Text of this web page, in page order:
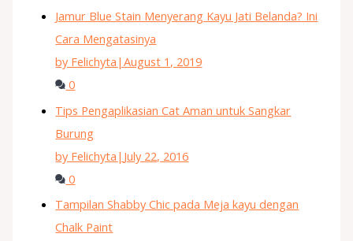
Jamur Blue Stain Menyerang Kayu Jati Belanda? Ini
Cara Mengatasinya
by Felichyta |August 1, 2019
0
Tips Pengaplikasian Cat Aman untuk Sangkar
Burung
by Felichyta | July 22, 2016
0
Tampilan Shabby Chic pada Meja kayu dengan
Chalk Paint